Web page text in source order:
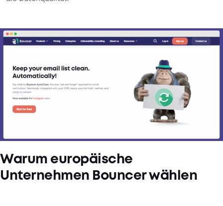
Warum europäische
Unternehmen Bouncer wählen